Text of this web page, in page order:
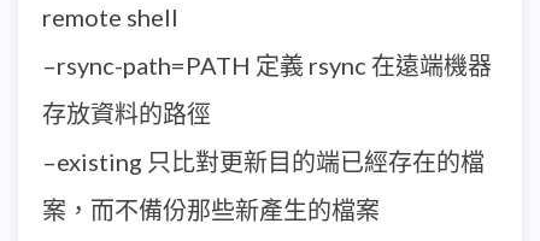
remote shell
–rsync-path=PATH 定義 rsync 在遠端機器
存放資料的路徑
–existing 只比對更新目的端已經存在的檔
案，而不備份那些新產生的檔案